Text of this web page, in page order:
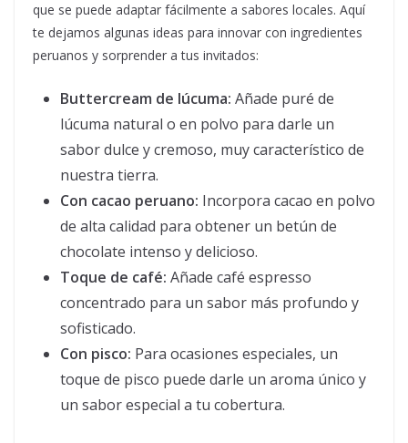
que se puede adaptar fácilmente a sabores locales. Aquí
te dejamos algunas ideas para innovar con ingredientes
peruanos y sorprender a tus invitados:
Buttercream de lúcuma: Añade puré de
lúcuma natural o en polvo para darle un
sabor dulce y cremoso, muy característico de
nuestra tierra.
Con cacao peruano: Incorpora cacao en polvo
de alta calidad para obtener un betún de
chocolate intenso y delicioso.
Toque de café: Añade café espresso
concentrado para un sabor más profundo y
sofisticado.
Con pisco: Para ocasiones especiales, un
toque de pisco puede darle un aroma único y
un sabor especial a tu cobertura.